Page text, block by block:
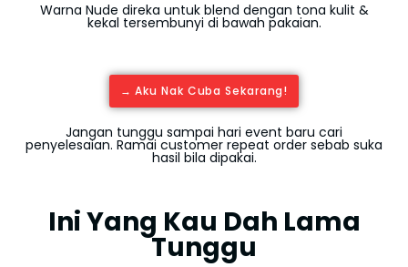
Warna Nude direka untuk blend dengan tona kulit &
kekal tersembunyi di bawah pakaian.
→ Aku Nak Cuba Sekarang!
Jangan tunggu sampai hari event baru cari
penyelesaian. Ramai customer repeat order sebab suka
hasil bila dipakai.
Ini Yang Kau Dah Lama
Tunggu